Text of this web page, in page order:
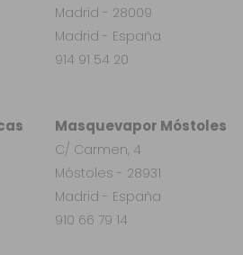
Masquevapor Móstoles
C/ Carmen, 4
Móstoles - 28931
Madrid - España
910 66 79 14
Madrid - 28009
Madrid - España
914 91 54 20